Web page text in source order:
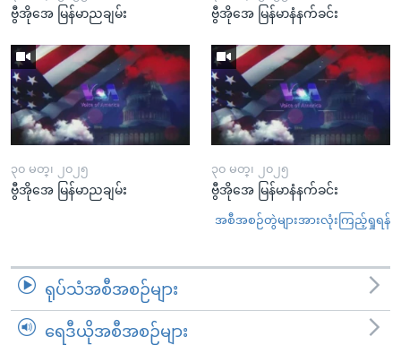
ဗွီအိုအေ မြန်မာညချမ်း ဗွီအိုအေ မြန်မာနံနက်ခင်း
၃၀ မတ္၊ ၂၀၂၅
ဗွီအိုအေ မြန်မာညချမ်း
၃၀ မတ္၊ ၂၀၂၅
ဗွီအိုအေ မြန်မာနံနက်ခင်း
အစီအစဉ်တွဲများအားလုံးကြည့်ရှုရန်
ရုပ်သံအစီအစဉ်များ
ရေဒီယိုအစီအစဉ်များ